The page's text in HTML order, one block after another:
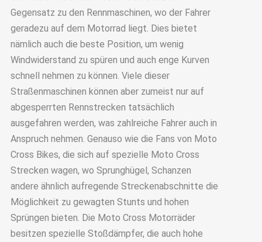
Gegensatz zu den Rennmaschinen, wo der Fahrer
geradezu auf dem Motorrad liegt. Dies bietet
nämlich auch die beste Position, um wenig
Windwiderstand zu spüren und auch enge Kurven
schnell nehmen zu können. Viele dieser
Straßenmaschinen können aber zumeist nur auf
abgesperrten Rennstrecken tatsächlich
ausgefahren werden, was zahlreiche Fahrer auch in
Anspruch nehmen. Genauso wie die Fans von Moto
Cross Bikes, die sich auf spezielle Moto Cross
Strecken wagen, wo Sprunghügel, Schanzen
andere ähnlich aufregende Streckenabschnitte die
Möglichkeit zu gewagten Stunts und hohen
Sprüngen bieten. Die Moto Cross Motorräder
besitzen spezielle Stoßdämpfer, die auch hohe